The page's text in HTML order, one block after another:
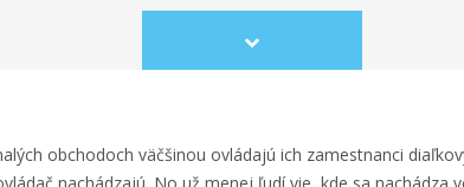
Scroll
to
obchodoch väčšinou ovládajú ich zamestnanci